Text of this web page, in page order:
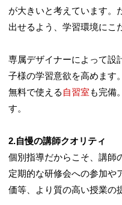
が大きいと考えています。
出せるよう、学習環境にこ
専属デザイナーによって設
子様の学習意欲を高めます。
無料で使える 自習室も完備
す。
2.自慢の講師クオリティ
個別指導だからこそ、講師
定期的な研修会への参加や
価等、より質の高い授業の